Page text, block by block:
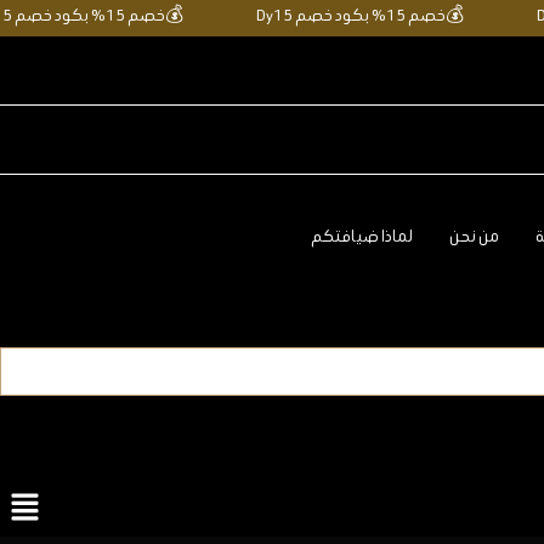
💰خصم 15% بكود خصم Dy15 💰خصم 15% بكود خصم Dy15
من نحن لماذا ضيافتكم